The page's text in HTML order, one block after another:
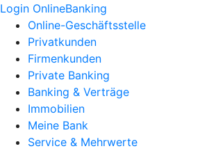
Login OnlineBanking
Online-Geschäftsstelle
Privatkunden
Firmenkunden
Private Banking
Banking & Verträge
Immobilien
Meine Bank
Service & Mehrwerte